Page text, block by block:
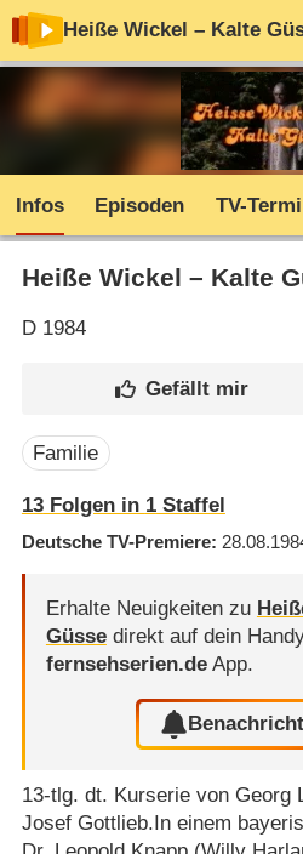
Heiße Wickel – Kalte
Infos Episoden TV-
Heiße Wickel – Kalte
D1984
Familie
13Folgen in 1Staffel
Deutsche TV-Premiere
Erhalte Neuigkeiten zu
Güssedirekt auf dein
fernsehserien.deApp.
13-tlg. dt. Kurserie von Georg
Josef Gottlieb.In einem